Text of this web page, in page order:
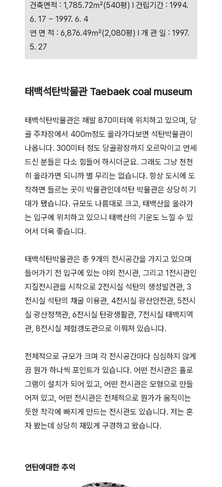
건축면적 : 1,785.72㎡(540평) l 건립기간 : 1994.
6. 17 ~ 1997. 6. 4
연 면 적 : 6,876.49㎡(2,080평) l 개 관 일 : 1997.
5. 27
태백석탄박물관 Taebaek coal museum
태백석탄박물관은 해발 870미터에 위치하고 있으며, 당
골 주차장에서 400m정도 올라가다보면 석탄박물관이
나옵니다. 300미터 정도 당골광장까지 오르막이고 연세
드신 분들은 다소 힘들어 하시더군요. 그래도 그냥 천천
히 올라가면 되니까 별 무리는 없습니다. 항상 도시에 도
착하면 들르는 곳이 박물관인데석탄 박물관은 상당히 기
대가 됐습니다. 규모도 나름대로 크고, 태백산을 올라가
는 입구에 위치하고 있으니 태백산의 기운도 느낄 수 있
어서 더욱 좋습니다.
태백석탄박물관은 총 9개의 전시공간을 가지고 있으며
들어가기 전 입구에 있는 야외 전시관, 그리고 1전시관인
지질전시관을 시작으로 2전시실 석탄의 생성발견관, 3
전시실 석탄의 채굴 이용관, 4전시실 광산안전관, 5전시
실 광산정책관, 6전시실 탄광생활관, 7전시실 태백지역
관, 8전시실 체험갱도관으로 이뤄져 있습니다.
전체적으로 규모가 크며 각 전시공간마다 심심하지 않게
끔 뭔가 하나씩 포인트가 있습니다. 어떤 전시관은 홀로
그램이 설치가 되어 있고, 어떤 전시관은 모형으로 만들
어져 있고, 어떤 전시관은 전체적으로 뭔가가 움직이는
듯한 착각에 빠지게 만드는 전시관도 있습니다. 저는 혼
자 봤는데 상당히 재밌게 구경하고 왔습니다.
연탄에대한 추억